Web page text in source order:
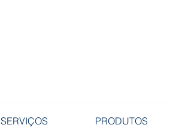
SERVIÇOS PRODUTOS